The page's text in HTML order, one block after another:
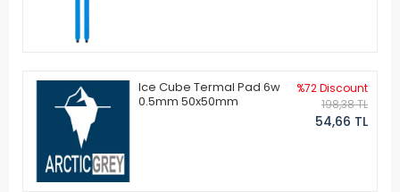
Ice Cube Termal Pad 6w
0.5mm 50x50mm
%72 Discount
198,38 TL
54,66 TL